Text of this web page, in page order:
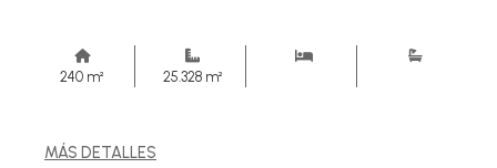
240 m² 25.328 m²
MÁS DETALLES